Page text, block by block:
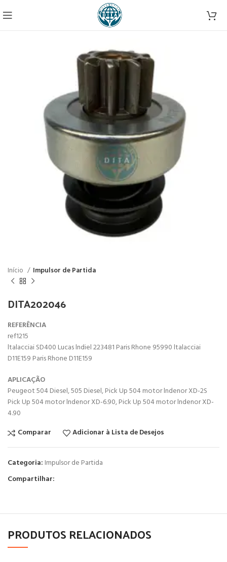
Início Impulsor de Partida
DITA202046
REFERÊNCIA
ref1215
ltalacciai SD400 Lucas lndiel 223481 Paris Rhone 95990 ltalacciai
D11E159 Paris Rhone D11E159
APLICAÇÃO
Peugeot 504 Diesel, 505 Diesel, Pick Up 504 motor lndenor XD-2S
Pick Up 504 motor lndenor XD-6.90, Pick Up 504 motor lndenor XD-
4.90
Comparar
Adicionar à Lista de Desejos
Categoria: Impulsor de Partida
Compartilhar:
PRODUTOS RELACIONADOS